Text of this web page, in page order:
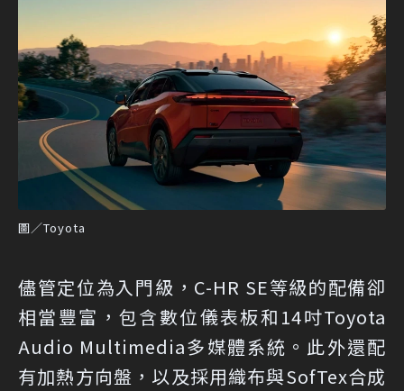
圖／Toyota
儘管定位為入門級，C-HR SE等級的配備卻
相當豐富，包含數位儀表板和14吋Toyota
Audio Multimedia多媒體系統。此外還配
有加熱方向盤，以及採用織布與SofTex合成